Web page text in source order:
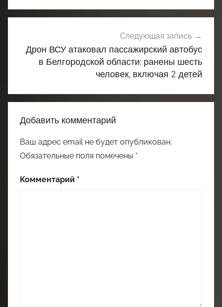
Следующая запись
Дрон ВСУ атаковал пассажирский автобус
в Белгородской области: ранены шесть
человек, включая 2 детей
Добавить комментарий
Ваш адрес email не будет опубликован.
Обязательные поля помечены *
Комментарий *